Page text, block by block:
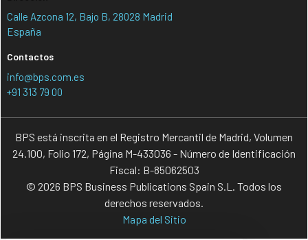
Calle Azcona 12, Bajo B, 28028 Madrid
España
Contactos
info@bps.com.es
+91 313 79 00
BPS está inscrita en el Registro Mercantil de Madrid, Volumen
24.100, Folio 172, Página M-433036 - Número de Identificación
Fiscal: B-85062503
© 2026 BPS Business Publications Spain S.L. Todos los
derechos reservados.
Mapa del Sitio